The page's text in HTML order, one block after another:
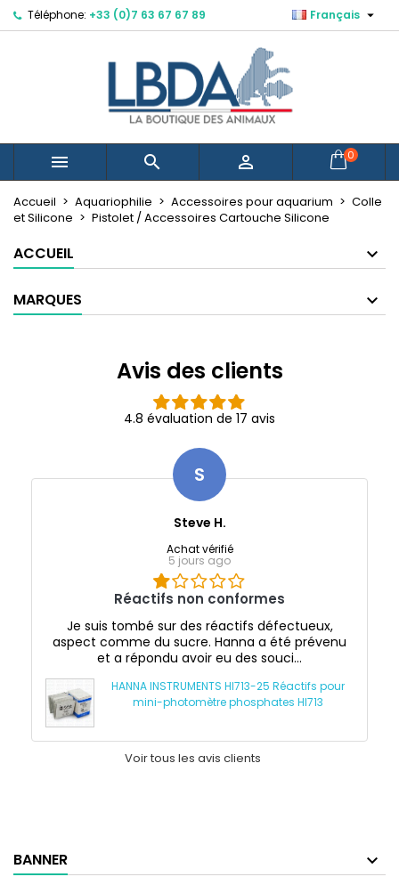
Téléphone: +33 (0)7 63 67 67 89 Français 
   0
Accueil Aquariophilie Accessoires pour aquarium
Colle
et Silicone
Pistolet / Accessoires Cartouche Silicone
ACCUEIL
MARQUES
Avis des clients
4.8 évaluation de 17 avis
S
Steve H.
Achat vérifié
5 jours ago
Réactifs non conformes
Je suis tombé sur des réactifs défectueux,
aspect comme du sucre. Hanna a été prévenu
et a répondu avoir eu des souci...
HANNA INSTRUMENTS HI713-25 Réactifs pour
mini-photomètre phosphates HI713
Voir tous les avis clients
BANNER
Mes listes d'envies ×
Créer une nouvelle liste
((modalTitle)) ×
((confirmMessage))
Créer une liste d'envies ×
Nom de la liste d'envies
Annuler Créer une liste d'envies
Connexion ×
Vous devez être connecté pour ajouter des produits
à votre liste d'envies.
Annuler Connexion